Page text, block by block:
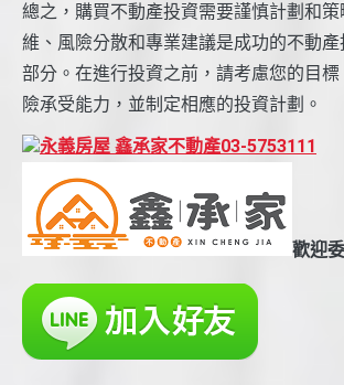
總之，購買不動產投資需要謹慎計劃和
維、風險分散和專業建議是成功的不動
部分。在進行投資之前，請考慮您的目
險承受能力，並制定相應的投資計劃。
永義房屋 鑫承家不動產03-5753111
歡迎